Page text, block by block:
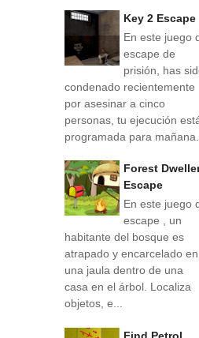
Key 2 Escape
En este juego
escape de
prisión, has
condenado recientemente
por asesinar a cinco
personas, tu ejecución
programada para mañana...
Forest
Escape
En este juego
escape , un
habitante del bosque es
atrapado y encarcelado en
una jaula dentro de una
casa en el árbol. Localiza
objetos, e...
Find Petrol